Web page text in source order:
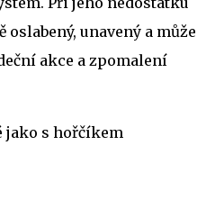
unavený a může
akce a zpomalení
jako s hořčíkem